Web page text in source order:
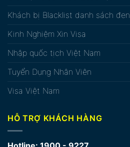
Khách bị Blacklist danh sách đen
Kinh Nghiệm Xin Visa
Nhập quốc tịch Việt Nam
Tuyển Dụng Nhân Viên
Visa Việt Nam
HỖ TRỢ KHÁCH HÀNG